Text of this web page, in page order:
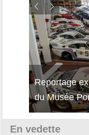
Reportage
du Musée
En vedette